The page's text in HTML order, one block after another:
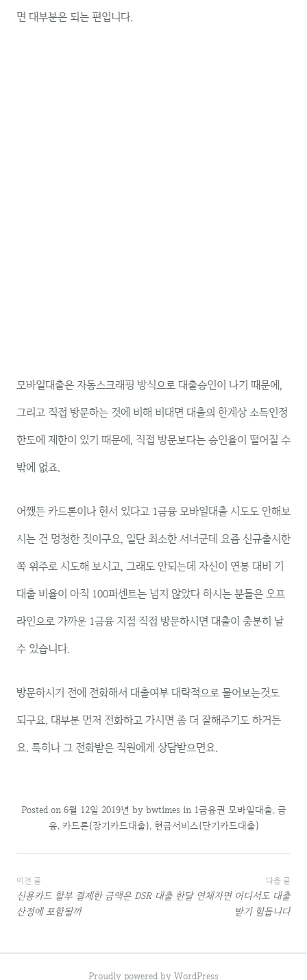
면 대부분은 되는 편입니다.
모바일대출은 자동스크래핑 방식으로 대출승인이 나기 때문에,
그리고 직접 방문하는 것에 비해 비대면 대출의 한계상 소득인정
한도에 제한이 있기 때문에, 직접 방문보다는 승인율이 떨어질 수
밖에 없죠.
어쨌든 카드론이나 현서 있다고 1금융 모바일대출 시도도 안해보
시는 건 멍청한 짓이구요, 일단 최소한 서너군데 요즘 신규출시한
쪽 위주로 시도해 보시고, 그래도 안되는데 자신이 연봉 대비 기
대출 비율이 아직 100퍼센트는 넘지 않았다 하시는 분들은 오프
라인으로 가까운 1금융 지점 직접 방문하시면 대출이 충분히 날
수 있습니다.
방문하시기 전에 전화해서 대출여부 대략적으로 물어보는것도
되구요. 대부분 먼저 전화하고 가시면 좀 더 잘해주기도 하거든
요. 특히나 그 전화받은 직원에게 상담받으면요.
Posted on 6월 12일 2019년 by bwtimes in 1금융권 모바일대출, 금
융, 카드론(장기카드대출) 현금서비스(단기카드대출)
글
내
이전 글
신용카드 할부 결제한 금액은 DSR
산정에 포함될까
다음 글
대출 한달 연체자면 어디서도 대출
받기 힘듭니다
Proudly powered by WordPress